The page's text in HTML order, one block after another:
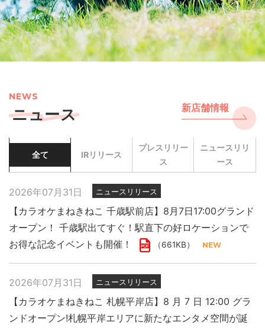
NEWS
ニュース 新店舗情報
全て IRリリース
プレスリリー
ス
ニュースリリ
ース
2026年07月31日 ニュースリリース
【カラオケまねきねこ 千歳駅前店】8月7日17:00グランド
オープン！ 千歳駅出てすぐ！駅直下の好ロケーションで
お得な記念イベントも開催！
（661KB）
2026年07月31日 ニュースリリース
【カラオケまねきねこ 札幌平岸店】8 月 7 日 12:00 グラ
ンドオープン!札幌平岸エリアに新たなエンタメ空間が誕